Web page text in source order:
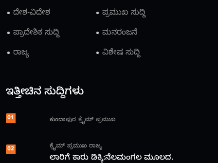
ದೇಶ-ವಿದೇಶ
ಪ್ರಮುಖ ಸುದ್ದಿ
ಪ್ರಾದೇಶಿಕ ಸುದ್ದಿ
ಮನರಂಜನೆ
ರಾಜ್ಯ
ವಿಶೇಷ ಸುದ್ದಿ
ಇತ್ತೀಚಿನ ಸುದ್ದಿಗಳು
01 ಕುಂದಾಪುರ ಕ್ರೈಮ್ ಪ್ರಮುಖ
02 ಕ್ರೈಮ್ ಪ್ರಮುಖ ರಾಜ್ಯ
ಲಾರಿಗೆ ಕಾರು ಡಿಕ್ಕಿ:ನೆಲಮಂಗಲ ಮೂಲದ.